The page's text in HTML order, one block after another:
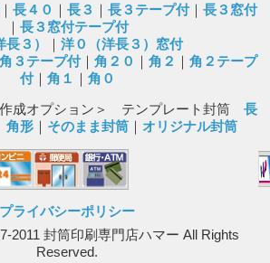
｜ 長４０ ｜ 長３ ｜ 長３テープ付｜ 長３窓付
｜ 長３窓付テープ付
３）
｜ 洋０（洋長３）窓付
角３テープ付｜ 角２０ ｜ 角２ ｜ 角２テープ
付｜ 角１ ｜ 角０
成オプション＞ テンプレート封筒 長
角形｜ そのまま封筒｜ オリジナル封筒
プライバシーポリシー
2011 封筒印刷専門店ハマー All Rights
Reserved.